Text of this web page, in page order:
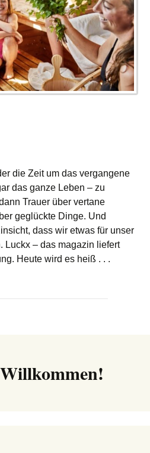
die Zeit um das vergangene
das ganze Leben – zu
Trauer über vertane
geglückte Dinge. Und
dass wir etwas für unser
Luckx – das magazin liefert
Heute wird es heiß . . .